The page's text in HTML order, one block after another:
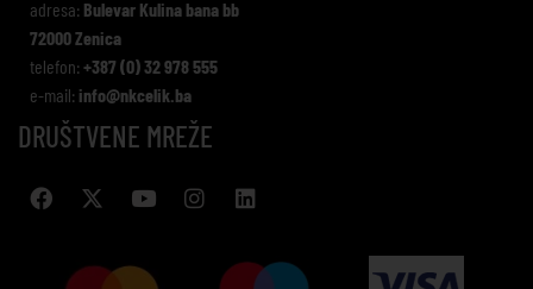
adresa: Bulevar Kulina bana bb
72000 Zenica
telefon: +387 (0) 32 978 555
e-mail: info@nkcelik.ba
DRUŠTVENE MREŽE